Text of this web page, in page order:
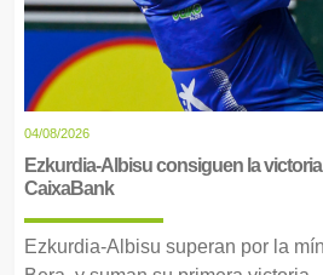
04/08/2026
Ezkurdia-Albisu consiguen la
CaixaBank
Ezkurdia-Albisu superan por la